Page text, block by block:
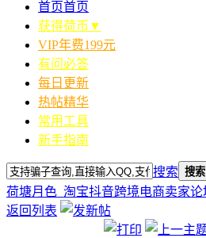
首页首页
获得荷币▼
VIP年费199元
有问必答
每日更新
热帖精华
常用工具
新手指南
搜索 搜索
荷塘月色_淘宝抖音跨境电商卖家论
返回列表